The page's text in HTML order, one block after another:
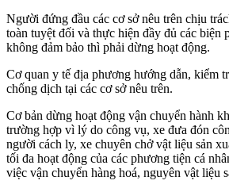
Người đứng đầu các cơ sở nêu trên chịu
toàn tuyệt đối và thực hiện đầy đủ các
không đảm bảo thì phải dừng hoạt động.
Cơ quan y tế địa phương hướng dẫn, kiểm
chống dịch tại các cơ sở nêu trên.
Cơ bản dừng hoạt động vận chuyển hành
trường hợp vì lý do công vụ, xe đưa đón
người cách ly, xe chuyên chở vật liệu sản
tối đa hoạt động của các phương tiện cá
việc vận chuyển hàng hoá, nguyên vật liệu